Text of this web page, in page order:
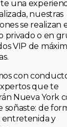
una
nuestras
se realizan
privado o en
VIP de
con
que te
Nueva York
soñaste: de
entretenida y